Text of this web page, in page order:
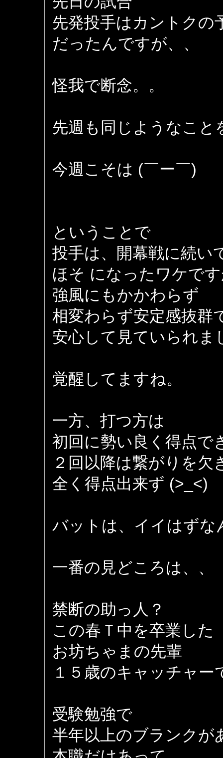
先発投手はカントクの
だったんですが、、
怪我で断念。。
先週も同じようなこと
今週こそは (￣ー￣)
ということで
投手は、開幕戦に続い
ほそ になったワケで
強風にもかかわらず
相変わらず安定感抜群
安心して見ていられま
覚醒してますね。
一方、打つ方は
初回に勢い良く得点で
２回以降は繋がりを欠
全く得点出来ず (>_<)
バットは、イイはずな
一番の見どころは、、
禁断の助っ人？
この春Ｔ中を卒業した
お坊ちゃまの先輩
１５歳のキャッチャー
受験勉強で
半年以上のブランクが